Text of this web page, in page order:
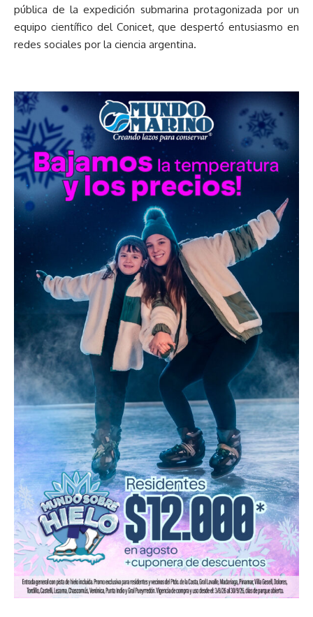
pública de la expedición submarina protagonizada por un
equipo científico del Conicet, que despertó entusiasmo en
redes sociales por la ciencia argentina.